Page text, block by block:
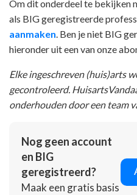
Om dit onderdeel te bekijken
als BIG geregistreerde
aanmaken . Ben je niet BIG
hieronder uit een van onze
Elke ingeschreven (huis)arts
gecontroleerd.
onderhouden door een team
Nog geen account
en BIG
geregistreerd?
Maak een gratis basis